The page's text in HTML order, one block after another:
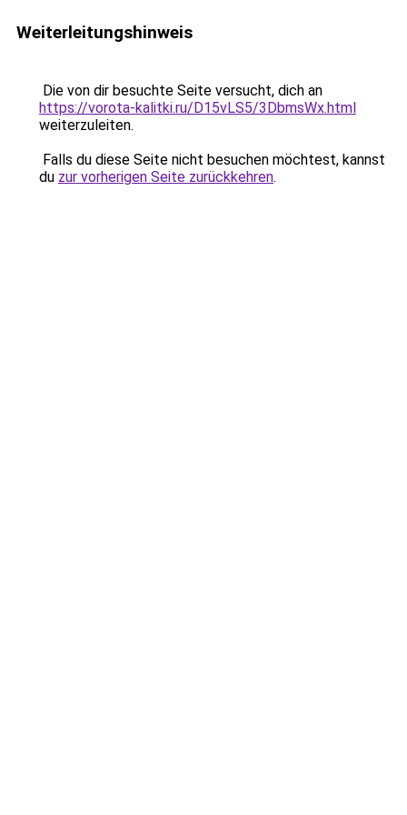
Weiterleitungshinweis
Die von dir besuchte Seite versucht, dich an
https://vorota-kalitki.ru/D15vLS5/3DbmsWx.html
weiterzuleiten.
Falls du diese Seite nicht besuchen möchtest, kannst
du zur vorherigen Seite zurückkehren.